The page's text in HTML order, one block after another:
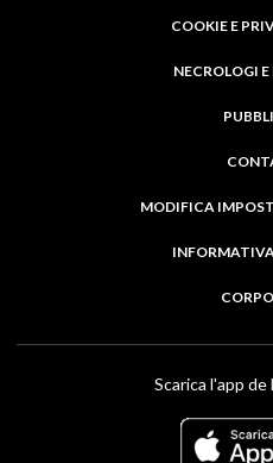
COOKIE E
NECROLOGI
MODIFICA
Scarica l'app de